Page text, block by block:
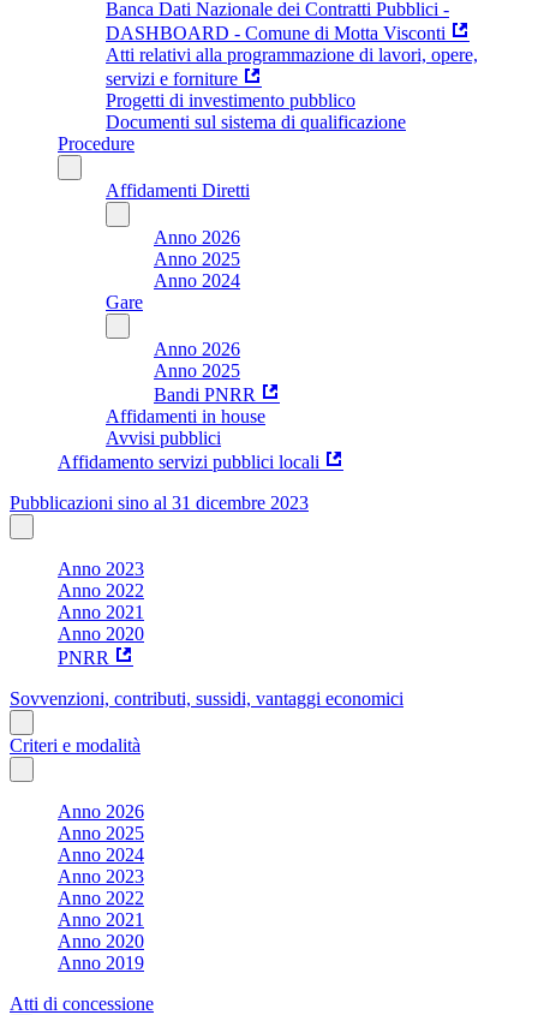
Banca Dati Nazionale dei Contratti Pubblici -
DASHBOARD - Comune di Motta Visconti
Atti relativi alla programmazione di lavori, opere,
servizi e forniture
Progetti di investimento pubblico
Documenti sul sistema di qualificazione
Procedure
Affidamenti Diretti
Anno 2026
Anno 2025
Anno 2024
Gare
Anno 2026
Anno 2025
Bandi PNRR
Affidamenti in house
Avvisi pubblici
Affidamento servizi pubblici locali
Pubblicazioni sino al 31 dicembre 2023
Anno 2023
Anno 2022
Anno 2021
Anno 2020
PNRR
Sovvenzioni, contributi, sussidi, vantaggi economici
Criteri e modalità
Anno 2026
Anno 2025
Anno 2024
Anno 2023
Anno 2022
Anno 2021
Anno 2020
Anno 2019
Atti di concessione